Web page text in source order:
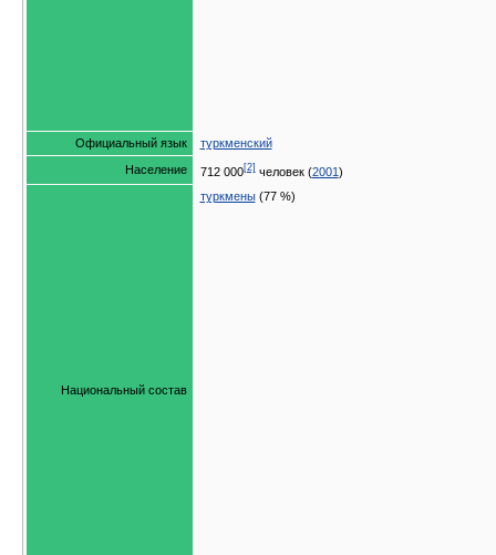
Официальный язык
туркменский
Население
712 000[2]человек (2001)
Национальный состав
туркмены(77 %)